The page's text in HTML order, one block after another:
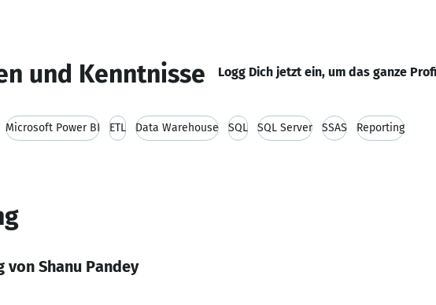
und Kenntnisse Logg Dich jetzt ein, um das ganze
Microsoft Power BI ETL Data Warehouse SQL SQL Server SSAS Reporting
Shanu Pandey